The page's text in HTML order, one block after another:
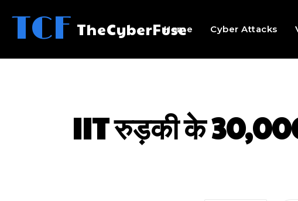
TCF TheCyberFuse
Home Cyber Attacks
IIT रुड़की के 30,000